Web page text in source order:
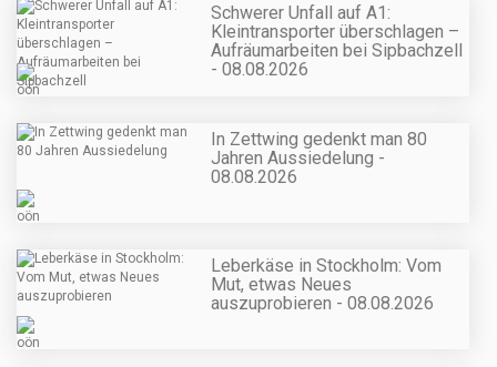
Schwerer Unfall auf A1:
Kleintransporter überschlagen –
Aufräumarbeiten bei Sipbachzell
- 08.08.2026
In Zettwing gedenkt man 80
Jahren Aussiedelung -
08.08.2026
Leberkäse in Stockholm: Vom
Mut, etwas Neues
auszuprobieren - 08.08.2026